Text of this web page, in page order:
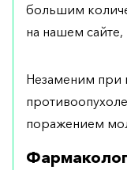
большим
на нашем сайте,
Незаменим при
поражением